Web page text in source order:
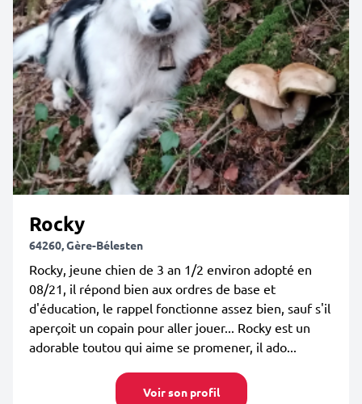
Rocky
64260, Gère-Bélesten
Rocky, jeune chien de 3 an 1/2 environ adopté en
08/21, il répond bien aux ordres de base et
d'éducation, le rappel fonctionne assez bien, sauf s'il
aperçoit un copain pour aller jouer... Rocky est un
adorable toutou qui aime se promener, il ado...
Voir son profil